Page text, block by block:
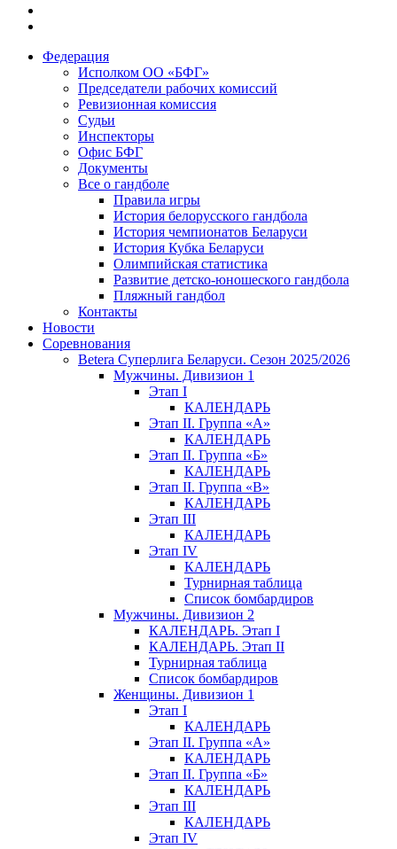
Федерация
Исполком ОО «БФГ»
Председатели рабочих комиссий
Ревизионная комиссия
Судьи
Инспекторы
Офис БФГ
Документы
Все о гандболе
Правила игры
История белорусского гандбола
История чемпионатов Беларуси
История Кубка Беларуси
Олимпийская статистика
Развитие детско-юношеского гандбола
Пляжный гандбол
Контакты
Новости
Соревнования
Betera Суперлига Беларуси. Сезон 2025/2026
Мужчины. Дивизион 1
Этап I
КАЛЕНДАРЬ
Этап II. Группа «А»
КАЛЕНДАРЬ
Этап II. Группа «Б»
КАЛЕНДАРЬ
Этап II. Группа «В»
КАЛЕНДАРЬ
Этап III
КАЛЕНДАРЬ
Этап IV
КАЛЕНДАРЬ
Турнирная таблица
Список бомбардиров
Мужчины. Дивизион 2
КАЛЕНДАРЬ. Этап I
КАЛЕНДАРЬ. Этап II
Турнирная таблица
Список бомбардиров
Женщины. Дивизион 1
Этап I
КАЛЕНДАРЬ
Этап II. Группа «А»
КАЛЕНДАРЬ
Этап II. Группа «Б»
КАЛЕНДАРЬ
Этап III
КАЛЕНДАРЬ
Этап IV